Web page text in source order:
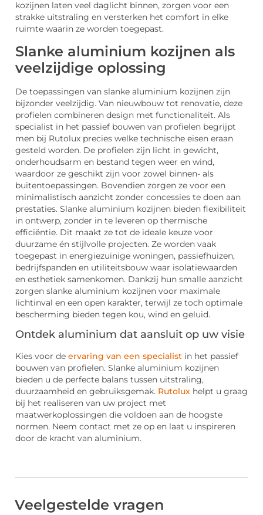
kozijnen laten veel daglicht binnen, zorgen voor een
strakke uitstraling en versterken het comfort in elke
ruimte waarin ze worden toegepast.
Slanke aluminium kozijnen als
veelzijdige oplossing
De toepassingen van slanke aluminium kozijnen zijn
bijzonder veelzijdig. Van nieuwbouw tot renovatie, deze
profielen combineren design met functionaliteit. Als
specialist in het passief bouwen van profielen begrijpt
men bij Rutolux precies welke technische eisen eraan
gesteld worden. De profielen zijn licht in gewicht,
onderhoudsarm en bestand tegen weer en wind,
waardoor ze geschikt zijn voor zowel binnen- als
buitentoepassingen. Bovendien zorgen ze voor een
minimalistisch aanzicht zonder concessies te doen aan
prestaties. Slanke aluminium kozijnen bieden flexibiliteit
in ontwerp, zonder in te leveren op thermische
efficiëntie. Dit maakt ze tot de ideale keuze voor
duurzame én stijlvolle projecten. Ze worden vaak
toegepast in energiezuinige woningen, passiefhuizen,
bedrijfspanden en utiliteitsbouw waar isolatiewaarden
en esthetiek samenkomen. Dankzij hun smalle aanzicht
zorgen slanke aluminium kozijnen voor maximale
lichtinval en een open karakter, terwijl ze toch optimale
bescherming bieden tegen kou, wind en geluid.
Ontdek aluminium dat aansluit op uw visie
Kies voor de ervaring van een specialist in het passief
bouwen van profielen. Slanke aluminium kozijnen
bieden u de perfecte balans tussen uitstraling,
duurzaamheid en gebruiksgemak. Rutolux helpt u graag
bij het realiseren van uw project met
maatwerkoplossingen die voldoen aan de hoogste
normen. Neem contact met ze op en laat u inspireren
door de kracht van aluminium.
Veelgestelde vragen